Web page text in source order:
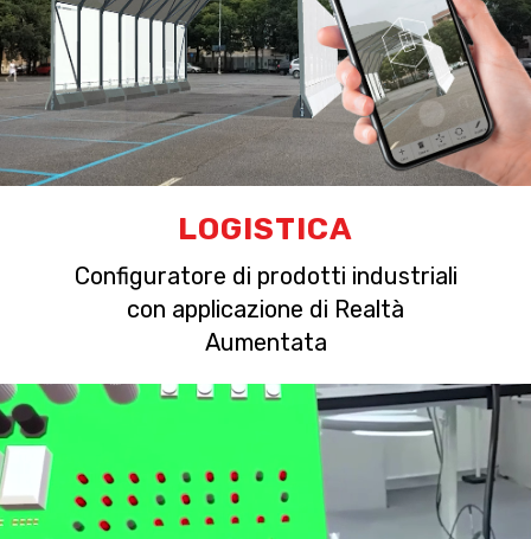
LOGISTICA
Configuratore di prodotti industriali
con applicazione di Realtà
Aumentata